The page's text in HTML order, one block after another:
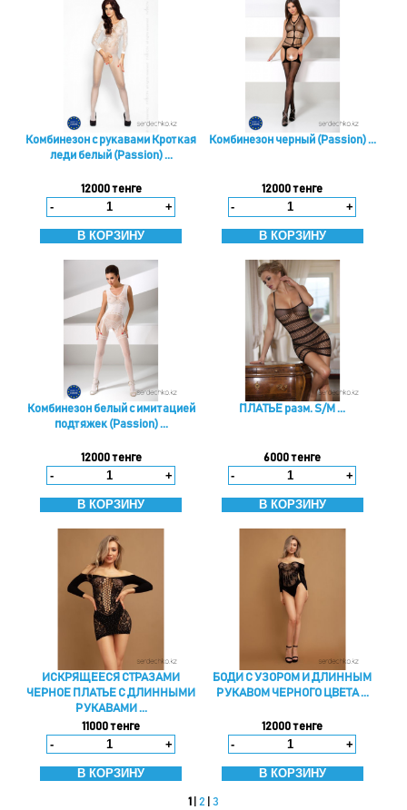
Комбинезон с рукавами Кроткая
леди белый (Passion) ...
12000 тенге
- +
Комбинезон черный (Passion) ...
12000 тенге
- +
Комбинезон белый с имитацией
подтяжек (Passion) ...
12000 тенге
- +
ПЛАТЬЕ разм. S/M ...
6000 тенге
- +
ИСКРЯЩЕЕСЯ СТРАЗАМИ
ЧЕРНОЕ ПЛАТЬЕ С ДЛИННЫМИ
РУКАВАМИ ...
11000 тенге
- +
БОДИ С УЗОРОМ И ДЛИННЫМ
РУКАВОМ ЧЕРНОГО ЦВЕТА ...
12000 тенге
- +
1 2 3